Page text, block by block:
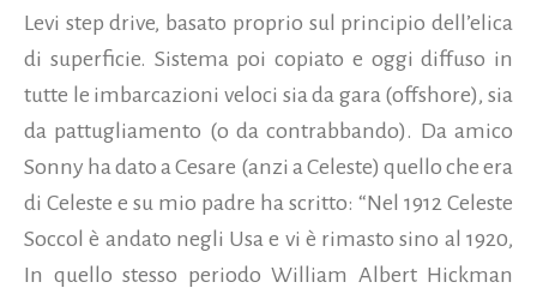
Levi step drive, basato proprio sul principio dell’elica
di superficie. Sistema poi copiato e oggi diffuso in
tutte le imbarcazioni veloci sia da gara (offshore), sia
da pattugliamento (o da contrabbando). Da amico
Sonny ha dato a Cesare (anzi a Celeste) quello che era
di Celeste e su mio padre ha scritto: “Nel 1912 Celeste
Soccol è andato negli Usa e vi è rimasto sino al 1920,
In quello stesso periodo William Albert Hickman